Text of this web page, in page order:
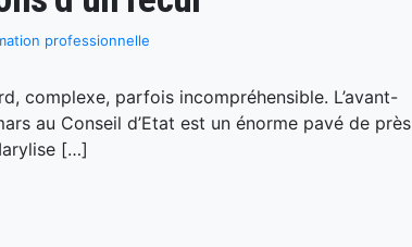
professionnelle
complexe, parfois incompréhensible. L’avant-
au Conseil d’Etat est un énorme pavé de près
[…]